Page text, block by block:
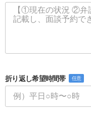
折り返し希望時間帯 任意